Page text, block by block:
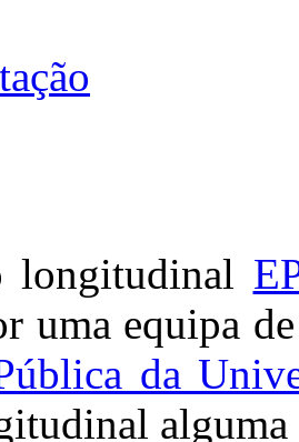
longitudinal
uma equipa
da